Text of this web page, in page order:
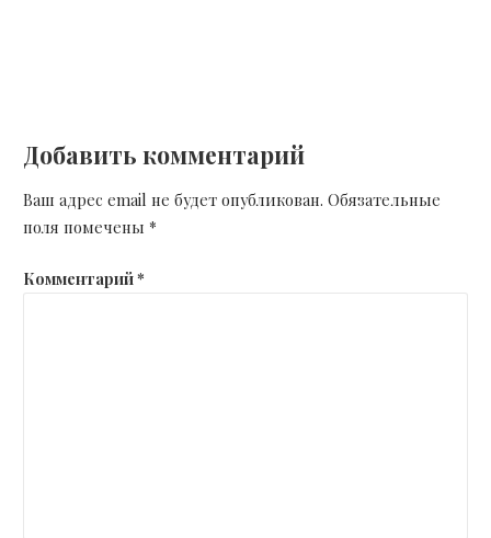
записям
Добавить комментарий
Ваш адрес email не будет опубликован. Обязательные
поля помечены *
Комментарий*